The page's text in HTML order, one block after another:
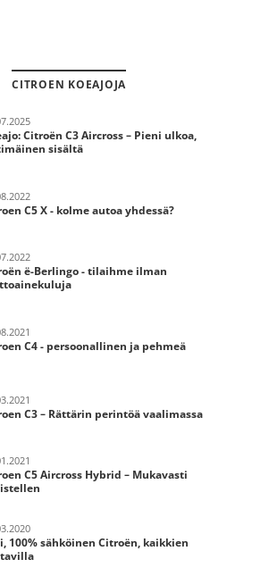
CITROEN KOEAJOJA
Citroën C3 Aircross – Pieni ulkoa,
sisältä
C5 X - kolme autoa yhdessä?
ë-Berlingo - tilaihme ilman
C4 - persoonallinen ja pehmeä
C3 – Rättärin perintöä vaalimassa
C5 Aircross Hybrid – Mukavasti
100% sähköinen Citroën, kaikkien